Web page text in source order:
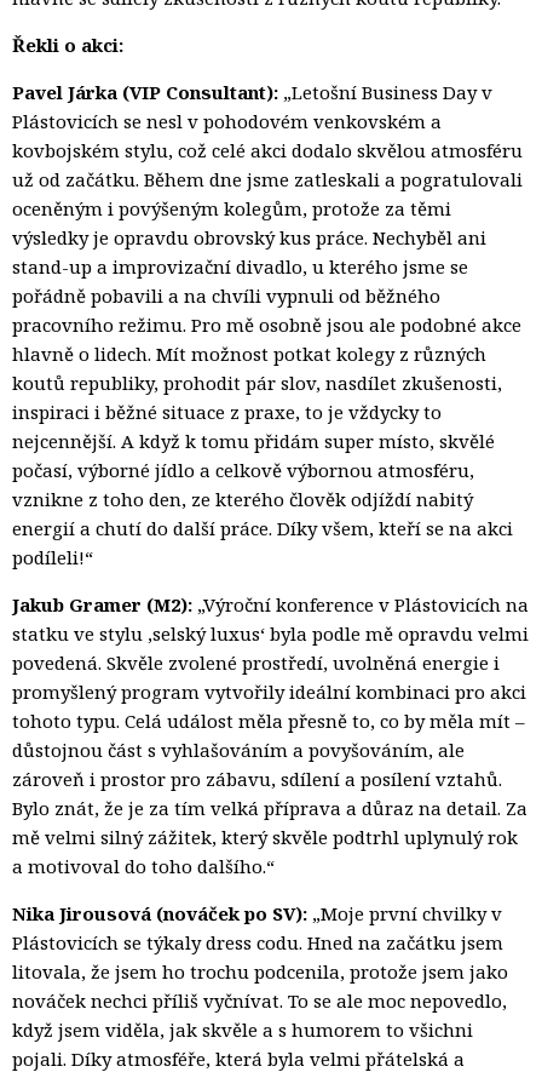
Řekli o akci:
Pavel Járka (VIP Consultant): „Letošní Business Day v
Plástovicích se nesl v pohodovém venkovském a
kovbojském stylu, což celé akci dodalo skvělou atmosféru
už od začátku. Během dne jsme zatleskali a pogratulovali
oceněným i povýšeným kolegům, protože za těmi
výsledky je opravdu obrovský kus práce. Nechyběl ani
stand-up a improvizační divadlo, u kterého jsme se
pořádně pobavili a na chvíli vypnuli od běžného
pracovního režimu. Pro mě osobně jsou ale podobné akce
hlavně o lidech. Mít možnost potkat kolegy z různých
koutů republiky, prohodit pár slov, nasdílet zkušenosti,
inspiraci i běžné situace z praxe, to je vždycky to
nejcennější. A když k tomu přidám super místo, skvělé
počasí, výborné jídlo a celkově výbornou atmosféru,
vznikne z toho den, ze kterého člověk odjíždí nabitý
energií a chutí do další práce. Díky všem, kteří se na akci
podíleli!“
Jakub Gramer (M2): „Výroční konference v Plástovicích na
statku ve stylu ‚selský luxus‘ byla podle mě opravdu velmi
povedená. Skvěle zvolené prostředí, uvolněná energie i
promyšlený program vytvořily ideální kombinaci pro akci
tohoto typu. Celá událost měla přesně to, co by měla mít –
důstojnou část s vyhlašováním a povyšováním, ale
zároveň i prostor pro zábavu, sdílení a posílení vztahů.
Bylo znát, že je za tím velká příprava a důraz na detail. Za
mě velmi silný zážitek, který skvěle podtrhl uplynulý rok
a motivoval do toho dalšího.“
Nika Jirousová (nováček po SV): „Moje první chvilky v
Plástovicích se týkaly dress codu. Hned na začátku jsem
litovala, že jsem ho trochu podcenila, protože jsem jako
nováček nechci příliš vyčnívat. To se ale moc nepovedlo,
když jsem viděla, jak skvěle a s humorem to všichni
pojali. Díky atmosféře, která byla velmi přátelská a